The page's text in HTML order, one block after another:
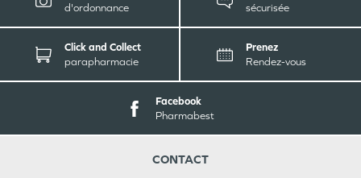
d'ordonnance
sécurisée
Click and Collect
parapharmacie
Prenez
Rendez-vous
Facebook
Pharmabest
CONTACT